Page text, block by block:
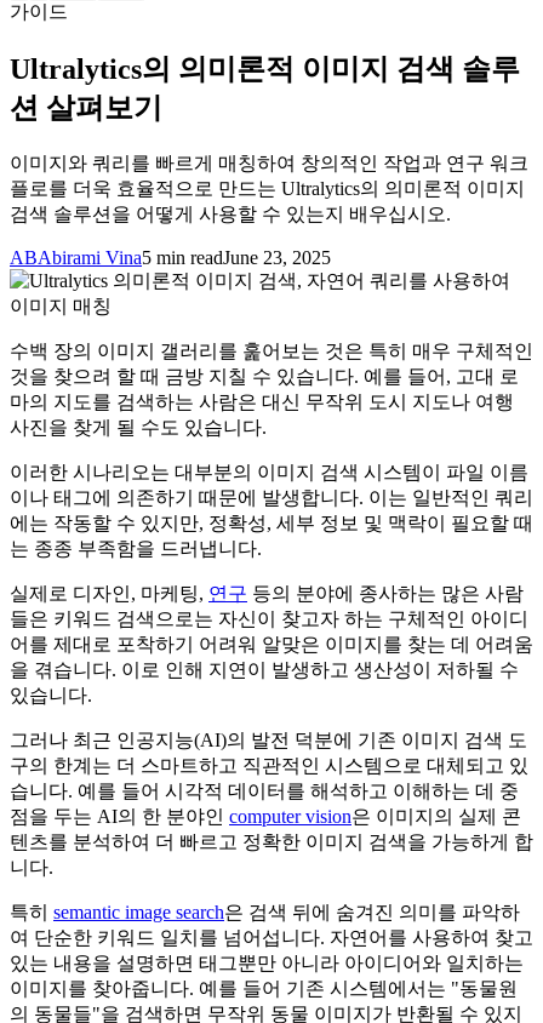
가이드
Ultralytics의 의미론적 이미지 검색 솔루
션 살펴보기
이미지와 쿼리를 빠르게 매칭하여 창의적인 작업과 연구 워크
플로를 더욱 효율적으로 만드는 Ultralytics의 의미론적 이미지
검색 솔루션을 어떻게 사용할 수 있는지 배우십시오.
ABAbirami Vina5 min readJune 23, 2025
수백 장의 이미지 갤러리를 훑어보는 것은 특히 매우 구체적인
것을 찾으려 할 때 금방 지칠 수 있습니다. 예를 들어, 고대 로
마의 지도를 검색하는 사람은 대신 무작위 도시 지도나 여행
사진을 찾게 될 수도 있습니다.
이러한 시나리오는 대부분의 이미지 검색 시스템이 파일 이름
이나 태그에 의존하기 때문에 발생합니다. 이는 일반적인 쿼리
에는 작동할 수 있지만, 정확성, 세부 정보 및 맥락이 필요할 때
는 종종 부족함을 드러냅니다.
실제로 디자인, 마케팅, 연구 등의 분야에 종사하는 많은 사람
들은 키워드 검색으로는 자신이 찾고자 하는 구체적인 아이디
어를 제대로 포착하기 어려워 알맞은 이미지를 찾는 데 어려움
을 겪습니다. 이로 인해 지연이 발생하고 생산성이 저하될 수
있습니다.
그러나 최근 인공지능(AI)의 발전 덕분에 기존 이미지 검색 도
구의 한계는 더 스마트하고 직관적인 시스템으로 대체되고 있
습니다. 예를 들어 시각적 데이터를 해석하고 이해하는 데 중
점을 두는 AI의 한 분야인 computer vision은 이미지의 실제 콘
텐츠를 분석하여 더 빠르고 정확한 이미지 검색을 가능하게 합
니다.
특히 semantic image search은 검색 뒤에 숨겨진 의미를 파악하
여 단순한 키워드 일치를 넘어섭니다. 자연어를 사용하여 찾고
있는 내용을 설명하면 태그뿐만 아니라 아이디어와 일치하는
이미지를 찾아줍니다. 예를 들어 기존 시스템에서는 "동물원
의 동물들"을 검색하면 무작위 동물 이미지가 반환될 수 있지